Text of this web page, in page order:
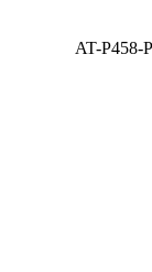
AT-P458-